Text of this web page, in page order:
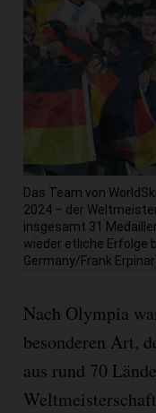
Das Team von
2024 – der
insgesamt 31
wieder etliche Erfolge
Germany/Frank
Nach Olympia
besonderen Art,
aus rund 70